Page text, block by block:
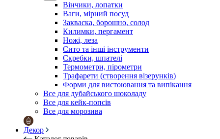
Вінчики, лопатки
Ваги, мірний посуд
Закваска, борошно, солод
Килимки, пергамент
Ножі, леза
Сито та інші інструменти
Скребки, шпателі
Термометри, пірометри
Трафарети (створення візерунків)
Форми для вистоювання та випікання
Все для дубайського шоколаду
Все для кейк-попсів
Все для морозива
Декор